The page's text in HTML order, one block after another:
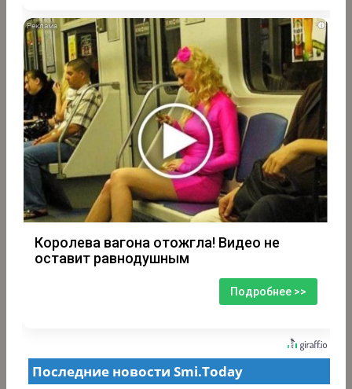
i
Королева вагона отожгла! Видео не
оставит равнодушным
Подробнее >>